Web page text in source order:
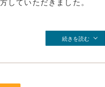
していただきました。
続きを読む